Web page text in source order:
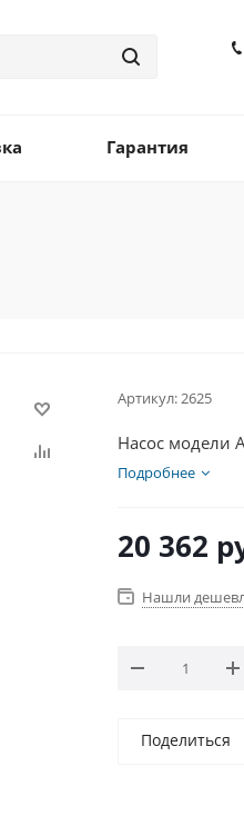
Гарантия
Артикул:2625
Насос модели
Подробнее
20 362
Нашли
Поделиться